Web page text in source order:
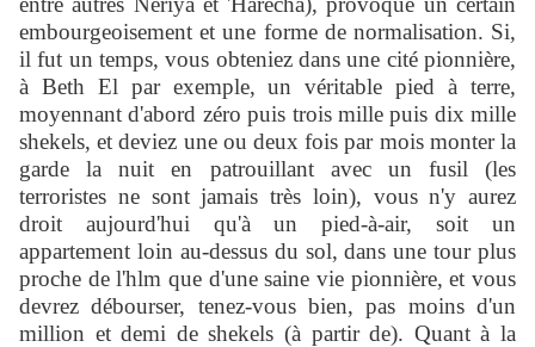
embourgeoisement et une forme de normalisation. Si,
il fut un temps, vous obteniez dans une cité pionnière,
à Beth El par exemple, un véritable pied à terre,
moyennant d'abord zéro puis trois mille puis dix mille
shekels, et deviez une ou deux fois par mois monter la
garde la nuit en patrouillant avec un fusil (les
terroristes ne sont jamais très loin), vous n'y aurez
droit aujourd'hui qu'à un pied-à-air, soit un
appartement loin au-dessus du sol, dans une tour plus
proche de l'hlm que d'une saine vie pionnière, et vous
devrez débourser, tenez-vous bien, pas moins d'un
million et demi de shekels (à partir de). Quant à la